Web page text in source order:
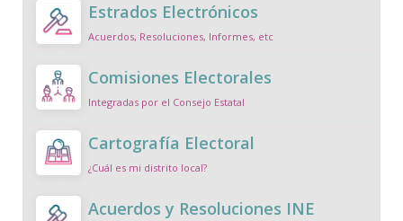
Estrados Electrónicos
Acuerdos, Resoluciones, Informes, etc
Comisiones Electorales
Integradas por el Consejo Estatal
Cartografía Electoral
¿Cuál es mi distrito local?
Acuerdos y Resoluciones INE